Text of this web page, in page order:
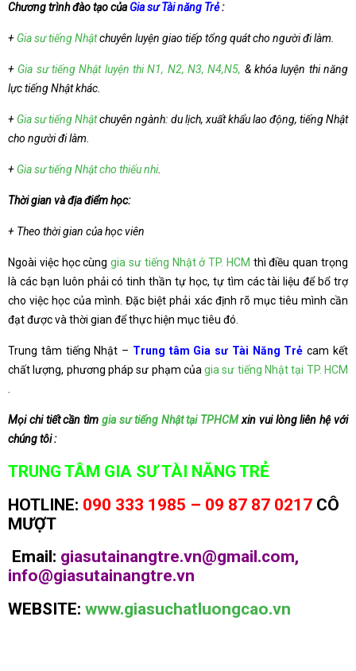
Chương trình đào tạo của Gia sư Tài năng Trẻ:
+ Gia sư tiếng Nhậtchuyên luyện giao tiếp tổng quát cho người đi làm.
+ Gia sư tiếng Nhật luyện thi N1, N2, N3, N4,N5, & khóa luyện thi năng
lực tiếng Nhật khác.
+ Gia sư tiếng Nhậtchuyên ngành: du lịch, xuất khẩu lao động, tiếng Nhật
cho người đi làm.
+ Gia sư tiếng Nhật cho thiếu nhi.
Thời gian và địa điểm học:
+ Theo thời gian của học viên
Ngoài việc học cùnggia sư tiếng Nhật ở TP. HCM thì điều quan trọng
là các bạn luôn phải có tinh thần tự học, tự tìm các tài liệu để bổ trợ
cho việc học của mình. Đặc biệt phải xác định rõ mục tiêu mình cần
đạt được và thời gian để thực hiện mục tiêu đó.
Trung tâm tiếng Nhật – Trung tâm Gia sư Tài Năng Trẻ cam kết
chất lượng, phương pháp sư phạm củagia sư tiếng Nhật tại TP. HCM
Mọi chi tiết cần tìmgia sư tiếng Nhật tại TPHCMxin vui lòng liên hệ với
chúng tôi :
TRUNG TÂM GIA SƯ TÀI NĂNG TRẺ
HOTLINE: 090 333 1985 – 09 87 87 0217 CÔ
MƯỢT
Email: giasutainangtre.vn@gmail.com,
info@giasutainangtre.vn
WEBSITE: www.giasuchatluongcao.vn